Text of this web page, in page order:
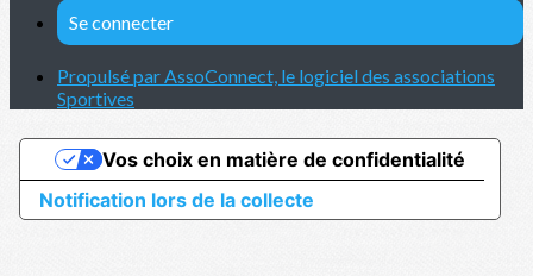
Se connecter
Propulsé par AssoConnect, le logiciel des associations
Sportives
Notification lors de la collecte
Vos choix en matière de confidentialité